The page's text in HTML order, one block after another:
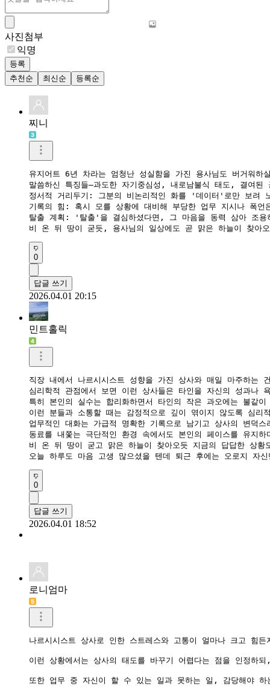
사진첨부
익명
등록
추천순
최신순 등록순
찌니
유지어트 6년 차라는 엄청난 성실함을 가진 용사님도 버거
말씀하신 특징들—과도한 자기중심성, 내로남불식 태도, 결여
정서적 거리두기: 그분의 비논리적인 화를 '데이터'로만 보려
기록의 힘: 혹시 모를 상황에 대비해 부당한 업무 지시나 폭언
탈출 계획: '탈출'을 결심하셨다면, 그 마음을 동력 삼아 조용
비 온 뒤 땅이 굳듯, 용사님의 일상에도 곧 맑은 하늘이 찾아
0
답글 쓰기
2026.04.01 20:15
민트홀릭
직장 내에서 나르시시스트 성향을 가진 상사와 매일 마주하
심리학적 관점에서 보면 이런 상사들은 타인을 자신의 성과나
특히 본인의 실수는 합리화하면서 타인의 작은 과오에는 불같
이런 분들과 소통할 때는 감정적으로 깊이 엮이지 않도록 심리
업무적인 대화는 가급적 명확한 기록으로 남기고 상사의 변덕
동료를 내쫓는 극단적인 환경 속에서도 본인의 페이스를 유지
비 온 뒤 땅이 굳고 맑은 하늘이 찾아오듯 지금의 답답한 상황
오늘 하루도 마음 고생 많으셨을 텐데 퇴근 후에는 오로지 자
0
답글 쓰기
2026.04.01 18:52
로니엄마
나르시시스트 상사로 인한 스트레스와 고통이 얼마나 크고
이런 상황에서는 상사의 태도를 바꾸기 어렵다는 점을 인정
또한 업무 중 자신이 할 수 있는 일과 못하는 일, 감당해야 하